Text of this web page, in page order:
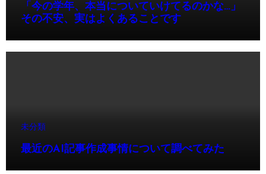
「今の学年、本当についていけてるのかな…」
その不安、実はよくあることです
未分類
最近のAI記事作成事情について調べてみた